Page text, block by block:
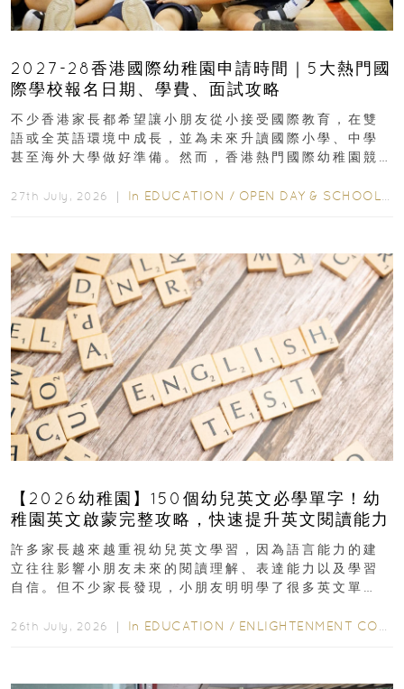
2027-28香港國際幼稚園申請時間｜5大熱門國
際學校報名日期、學費、面試攻略
不少香港家長都希望讓小朋友從小接受國際教育，在雙
語或全英語環境中成長，並為未來升讀國際小學、中學
甚至海外大學做好準備。然而，香港熱門國際幼稚園競
27th July, 2026 ｜ In EDUCATION / OPEN DAY & SCHOOL EVENTS
【2026幼稚園】150個幼兒英文必學單字！幼
稚園英文啟蒙完整攻略，快速提升英文閱讀能力
許多家長越來越重視幼兒英文學習，因為語言能力的建
立往往影響小朋友未來的閱讀理解、表達能力以及學習
自信。但不少家長發現，小朋友明明學了很多英文單
26th July, 2026 ｜ In EDUCATION / ENLIGHTENMENT CORNER